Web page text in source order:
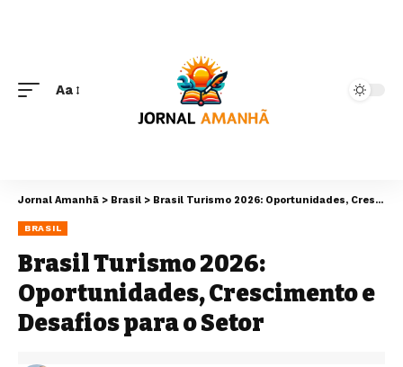
Aa
Jornal Amanhã > Brasil > Brasil Turismo 2026: Oportunidades, Crescimento e Desafios para o Setor
BRASIL
Brasil Turismo 2026:
Oportunidades, Crescimento e
Desafios para o Setor